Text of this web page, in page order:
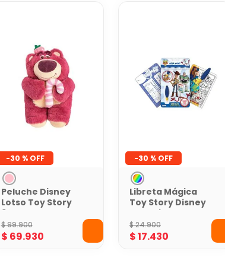
-30 %
Peluche Disney
Lotso Toy Story
30 cm
$99.900
$ 69.930
-30 %
Libreta Mágica
Toy Story Disney
para Pintar con
Agua
$24.900
$17.430